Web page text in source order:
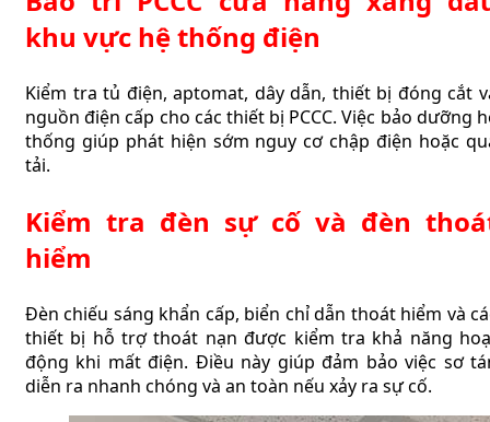
khu vực hệ thống điện
Kiểm tra tủ điện, aptomat, dây dẫn, thiết bị đóng cắt
nguồn điện cấp cho các thiết bị PCCC. Việc bảo dưỡng
thống giúp phát hiện sớm nguy cơ chập điện hoặc
tải.
Kiểm tra đèn sự cố và đèn
hiểm
Đèn chiếu sáng khẩn cấp, biển chỉ dẫn thoát hiểm và
thiết bị hỗ trợ thoát nạn được kiểm tra khả năng
động khi mất điện. Điều này giúp đảm bảo việc sơ
diễn ra nhanh chóng và an toàn nếu xảy ra sự cố.